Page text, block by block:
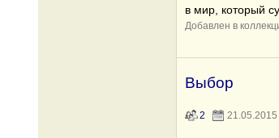
в мир, который
Добавлен в
Выбор
2 21.05.2015